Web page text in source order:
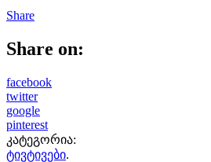
Share
Share on:
facebook
twitter
google
pinterest
კატეგორია:
ტივტივები.